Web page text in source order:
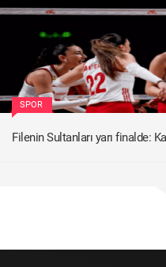
SPOR
Filenin Sultanları yarı finalde: